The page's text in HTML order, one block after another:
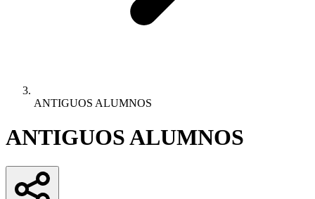
ANTIGUOS ALUMNOS
ANTIGUOS ALUMNOS